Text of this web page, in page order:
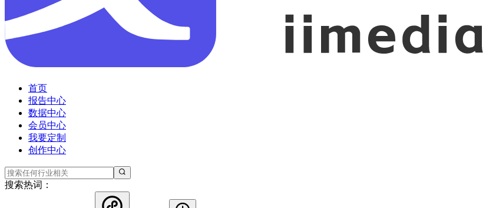
首页
报告中心
数据中心
会员中心
我要定制
创作中心
搜索热词：